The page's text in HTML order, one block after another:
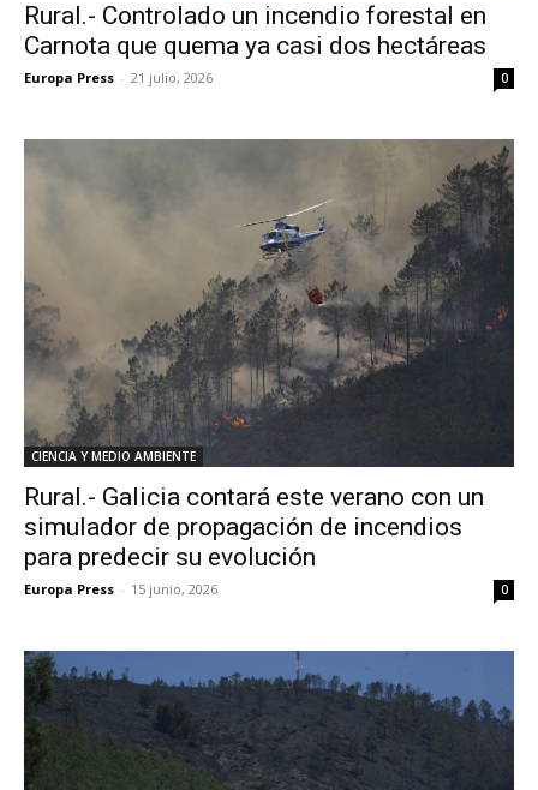
Rural.- Controlado un incendio forestal en
Carnota que quema ya casi dos hectáreas
Europa Press - 21 julio, 2026 0
CIENCIA Y MEDIO AMBIENTE
Rural.- Galicia contará este verano con un
simulador de propagación de incendios
para predecir su evolución
Europa Press - 15 junio, 2026 0